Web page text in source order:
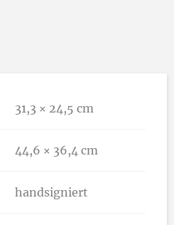
31,3 × 24,5 cm
44,6 × 36,4 cm
handsigniert